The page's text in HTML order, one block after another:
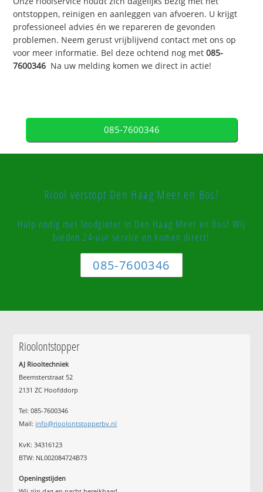
ontstoppen, reinigen en aanleggen van afvoeren. U krijgt
professioneel advies én we repareren de gevonden
problemen. Neem gerust vrijblijvend contact met ons op
voor meer informatie. Bel deze ochtend nog met085-
7600346 Na uw melding komen we direct in actie!
085-7600346
Riool verstopt Den Haag Meer en Bos?
Hulp nodig met loodgieter in Den Haag Meer en Bos? Wij
bieden 24-uur service en komen direct!
085-7600346
Rioolontstopper
AJ Riooltechniek
Beemsterstraat 52
2131 ZC Hoofddorp
Tel:085-7600346
Mail: info@rioolontstopperbv.nl
KvK: 34316123
BTW: NL002084724B73
Openingstijden